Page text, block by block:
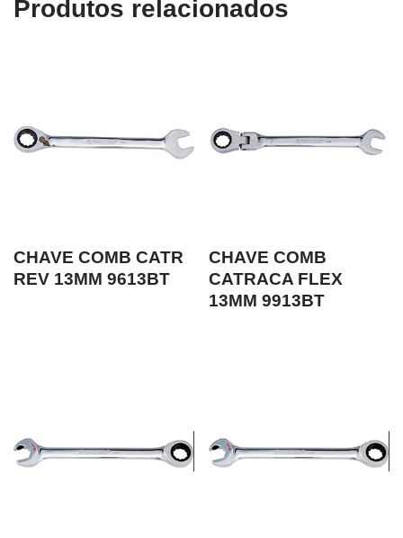
Produtos relacionados
CHAVE COMB CATR
REV 13MM 9613BT
CHAVE COMB
CATRACA FLEX
13MM 9913BT